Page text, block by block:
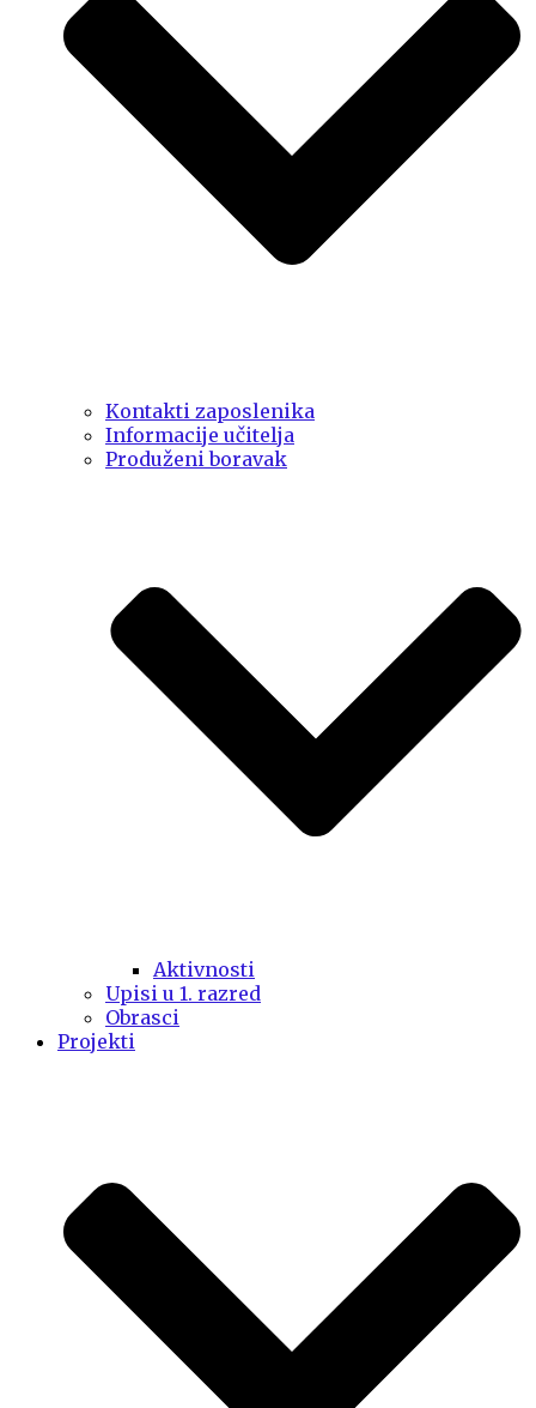
Kontakti zaposlenika
Informacije učitelja
Produženi boravak
Aktivnosti
Upisi u 1. razred
Obrasci
Projekti